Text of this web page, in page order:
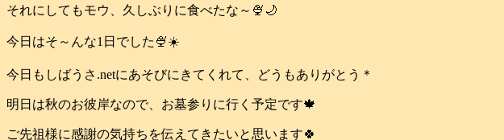
それにしてもモウ、久しぶりに食べたな～🍨🌙
今日はそ～んな1日でした🍨☀️
今日もしばうさ.netにあそびにきてくれて、どうもありがとう＊
明日は秋のお彼岸なので、お墓参りに行く予定です🍁
ご先祖様に感謝の気持ちを伝えてきたいと思います🍀